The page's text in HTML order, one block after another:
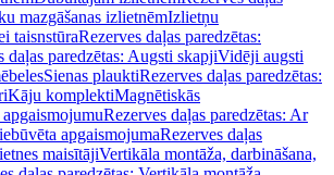
mazgāšanas izlietnēmIzlietņu
taisnstūraRezerves daļas paredzētas:
daļas paredzētas: Augsti skapjiVidēji augsti
Sienas plauktiRezerves daļas paredzētas:
Kāju komplektiMagnētiskās
Rezerves daļas paredzētas: Ar
apgaismojumaRezerves daļas
maisītājiVertikāla montāža, darbināšana,